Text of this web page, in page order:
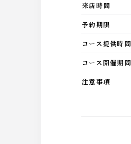
来店時間
予約期限
コース提供時間
コース開催期間
注意事項